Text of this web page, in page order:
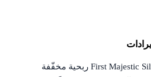
سجّلت First Majestic Silver Corp (AG) ربحية مخفّفة